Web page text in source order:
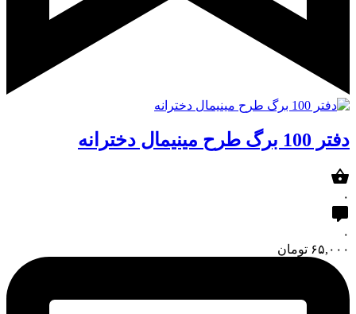
دفتر 100 برگ طرح مینیمال دخترانه
۰
۰
۶۵,۰۰۰ تومان